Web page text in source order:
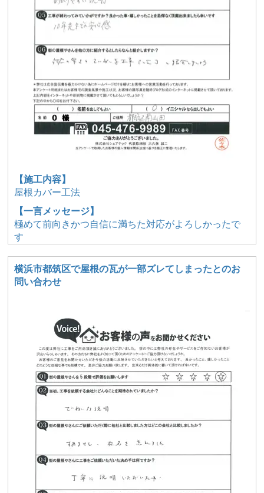
【施工内容】
屋根カバー工法
【一言メッセージ】
極めて前向きかつ自信に満ちた対応がよろしかったで
す
横浜市都筑区で屋根の瓦が一部ズレてしまったとのお
問い合わせ